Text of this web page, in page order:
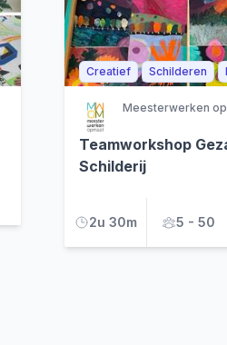
Creatief Schilderen
Meesterwerken
Teamworkshop
Schilderij
2u 30m 5 - 50